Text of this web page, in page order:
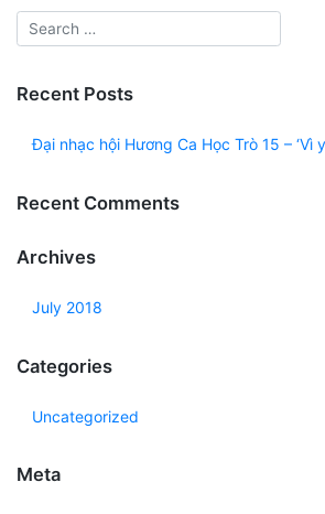
Recent Posts
Đại nhạc hội Hương Ca Học Trò 15 – ‘Vì
Recent Comments
Archives
July 2018
Categories
Uncategorized
Meta